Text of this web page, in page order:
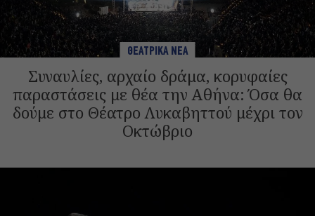
ΘΕΑΤΡΙΚΑ ΝΕΑ
Συναυλίες, αρχαίο δράμα, κορυφαίες
παραστάσεις με θέα την Αθήνα: Όσα θα
δούμε στο Θέατρο Λυκαβηττού μέχρι τον
Οκτώβριο